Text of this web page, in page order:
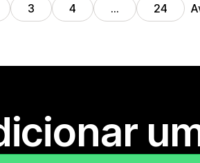
3 4 … 24